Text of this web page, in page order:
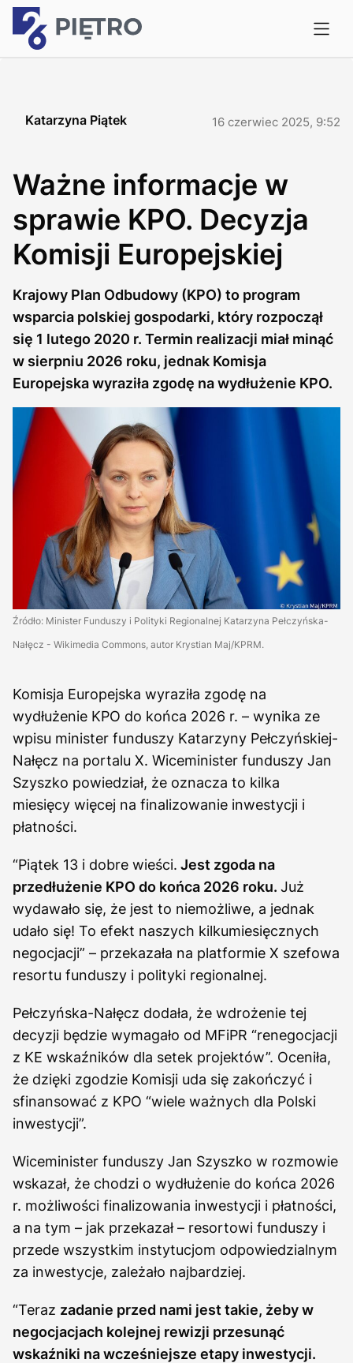
Katarzyna Piątek 16 czerwiec 2025, 9:52
Ważne informacje w
sprawie KPO. Decyzja
Komisji Europejskiej
Krajowy Plan Odbudowy (KPO) to program
wsparcia polskiej gospodarki, który rozpoczął
się 1 lutego 2020 r. Termin realizacji miał minąć
w sierpniu 2026 roku, jednak Komisja
Europejska wyraziła zgodę na wydłużenie KPO.
Źródło: Minister Funduszy i Polityki Regionalnej Katarzyna Pełczyńska-
Nałęcz - Wikimedia Commons, autor Krystian Maj/KPRM.
Komisja Europejska wyraziła zgodę na
wydłużenie KPO do końca 2026 r. – wynika ze
wpisu minister funduszy Katarzyny Pełczyńskiej-
Nałęcz na portalu X. Wiceminister funduszy Jan
Szyszko powiedział, że oznacza to kilka
miesięcy więcej na finalizowanie inwestycji i
płatności.
“Piątek 13 i dobre wieści. Jest zgoda na
przedłużenie KPO do końca 2026 roku. Już
wydawało się, że jest to niemożliwe, a jednak
udało się! To efekt naszych kilkumiesięcznych
negocjacji” – przekazała na platformie X szefowa
resortu funduszy i polityki regionalnej.
Pełczyńska-Nałęcz dodała, że wdrożenie tej
decyzji będzie wymagało od MFiPR “renegocjacji
z KE wskaźników dla setek projektów”. Oceniła,
że dzięki zgodzie Komisji uda się zakończyć i
sfinansować z KPO “wiele ważnych dla Polski
inwestycji”.
Wiceminister funduszy Jan Szyszko w rozmowie
wskazał, że chodzi o wydłużenie do końca 2026
r. możliwości finalizowania inwestycji i płatności,
a na tym – jak przekazał – resortowi funduszy i
przede wszystkim instytucjom odpowiedzialnym
za inwestycje, zależało najbardziej.
“Teraz zadanie przed nami jest takie, żeby w
negocjacjach kolejnej rewizji przesunąć
wskaźniki na wcześniejsze etapy inwestycji.